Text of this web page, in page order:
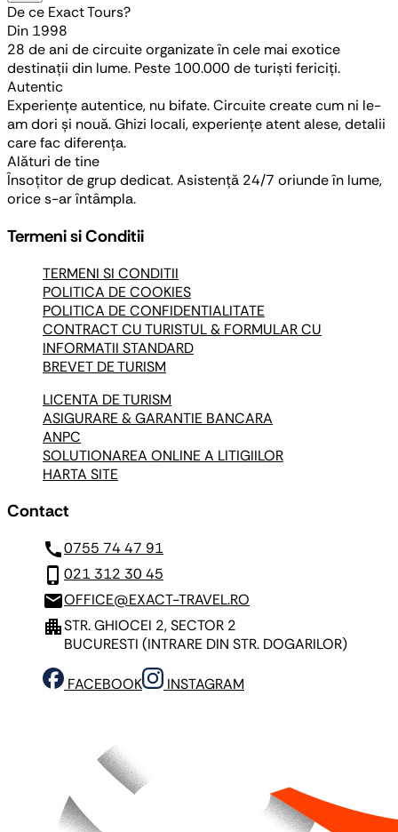
De ce Exact Tours?
Din 1998
28 de ani de circuite organizate în cele mai exotice
destinații din lume. Peste 100.000 de turiști fericiți.
Autentic
Experiențe autentice, nu bifate. Circuite create cum ni le-
am dori și nouă. Ghizi locali, experiențe atent alese, detalii
care fac diferența.
Alături de tine
Însoțitor de grup dedicat. Asistență 24/7 oriunde în lume,
orice s-ar întâmpla.
Termeni si Conditii
TERMENI SI CONDITII
POLITICA DE COOKIES
POLITICA DE CONFIDENTIALITATE
CONTRACT CU TURISTUL & FORMULAR CU
INFORMATII STANDARD
BREVET DE TURISM
LICENTA DE TURISM
ASIGURARE & GARANTIE BANCARA
ANPC
SOLUTIONAREA ONLINE A LITIGIILOR
HARTA SITE
Contact
call0755 74 47 91
phone_iphone 021 312 30 45
mailOFFICE@EXACT-TRAVEL.RO
apartmentSTR. GHIOCEI 2, SECTOR 2
BUCURESTI (INTRARE DIN STR. DOGARILOR)
FACEBOOK INSTAGRAM